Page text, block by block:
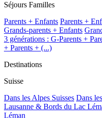
Séjours Familles
Parents + Enfants Parents +
Grands-parents + Enfants
3 générations : G-Parents +
+ Parents + (...)
Destinations
Suisse
Dans les Alpes Suisses Dans
Lausanne & Bords du Lac
Léman